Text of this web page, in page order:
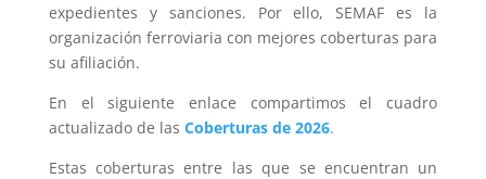
expedientes y sanciones. Por ello, SEMAF es la
organización ferroviaria con mejores coberturas para
su afiliación.
En el siguiente enlace compartimos el cuadro
actualizado de las Coberturas de 2026.
Estas coberturas entre las que se encuentran un